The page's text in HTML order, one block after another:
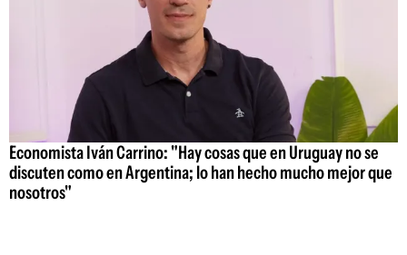
Economista Iván Carrino: "Hay cosas que en Uruguay no se
discuten como en Argentina; lo han hecho mucho mejor que
nosotros"